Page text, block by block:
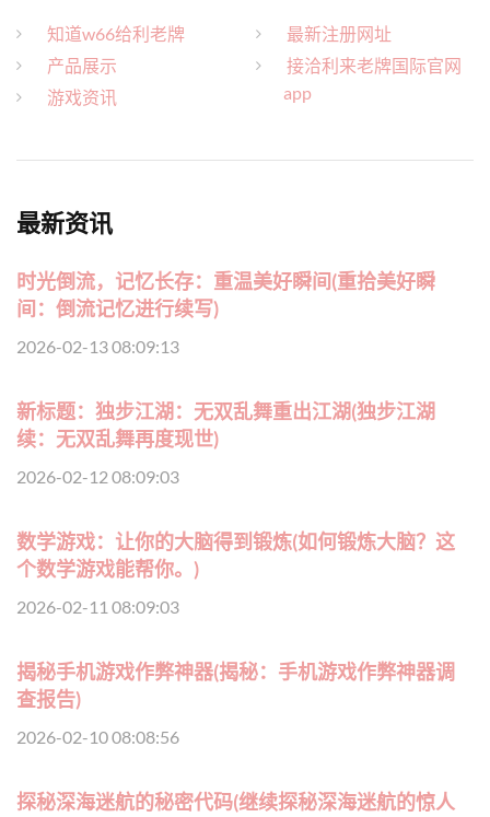
知道w66给利老牌
产品展示
游戏资讯
最新注册网址
接洽利来老牌国际官网
app
最新资讯
时光倒流，记忆长存：重温美好瞬间(重拾美好瞬
间：倒流记忆进行续写)
2026-02-13 08:09:13
新标题：独步江湖：无双乱舞重出江湖(独步江湖
续：无双乱舞再度现世)
2026-02-12 08:09:03
数学游戏：让你的大脑得到锻炼(如何锻炼大脑？这
个数学游戏能帮你。)
2026-02-11 08:09:03
揭秘手机游戏作弊神器(揭秘：手机游戏作弊神器调
查报告)
2026-02-10 08:08:56
探秘深海迷航的秘密代码(继续探秘深海迷航的惊人